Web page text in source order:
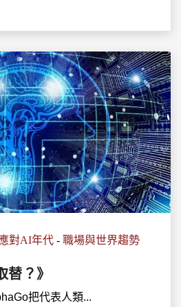
對AI年代 - 職場與世界趨勢
？》
把代表人類...